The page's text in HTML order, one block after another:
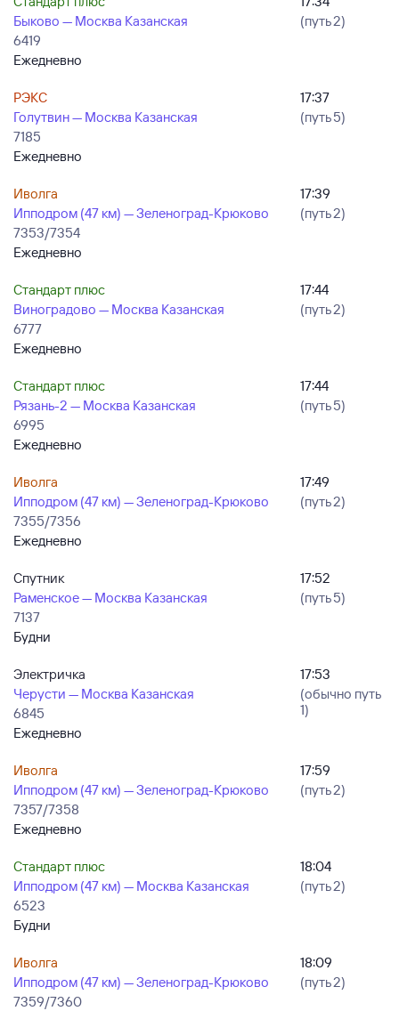
Быково — Москва Казанская
6419
Ежедневно
(путь 2)
РЭКС
Голутвин — Москва Казанская
7185
Ежедневно
17:37
(путь 5)
Иволга
Ипподром (47 км) — Зеленоград-Крюково
7353/7354
Ежедневно
17:39
(путь 2)
Стандарт плюс
Виноградово — Москва Казанская
6777
Ежедневно
17:44
(путь 2)
Стандарт плюс
Рязань-2 — Москва Казанская
6995
Ежедневно
17:44
(путь 5)
Иволга
Ипподром (47 км) — Зеленоград-Крюково
7355/7356
Ежедневно
17:49
(путь 2)
Спутник
Раменское — Москва Казанская
7137
Будни
17:52
(путь 5)
Электричка
Черусти — Москва Казанская
6845
Ежедневно
17:53
(обычно путь
1)
Иволга
Ипподром (47 км) — Зеленоград-Крюково
7357/7358
Ежедневно
17:59
(путь 2)
Стандарт плюс
Ипподром (47 км) — Москва Казанская
6523
Будни
18:04
(путь 2)
Иволга
Ипподром (47 км) — Зеленоград-Крюково
7359/7360
18:09
(путь 2)